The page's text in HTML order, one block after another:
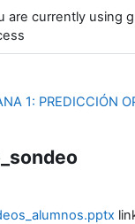
are currently using